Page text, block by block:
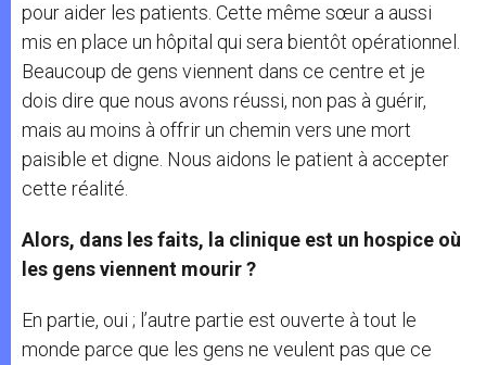
pour aider les patients. Cette même sœur a aussi
mis en place un hôpital qui sera bientôt opérationnel.
Beaucoup de gens viennent dans ce centre et je
dois dire que nous avons réussi, non pas à guérir,
mais au moins à offrir un chemin vers une mort
paisible et digne. Nous aidons le patient à accepter
cette réalité.
Alors, dans les faits, la clinique est un hospice où
les gens viennent mourir ?
En partie, oui ; l’autre partie est ouverte à tout le
monde parce que les gens ne veulent pas que ce